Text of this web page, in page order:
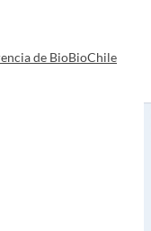
de BioBioChile